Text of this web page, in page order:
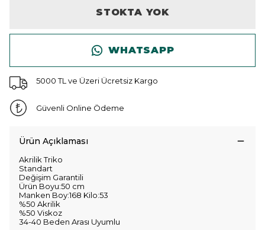
STOKTA YOK
WHATSAPP
5000 TL ve Üzeri Ücretsiz Kargo
Güvenli Online Ödeme
Ürün Açıklaması
Akrilik Triko
Standart
Değişim Garantili
Ürün Boyu:50 cm
Manken Boy:168 Kilo:53
%50 Akrilik
%50 Viskoz
34-40 Beden Arası Uyumlu